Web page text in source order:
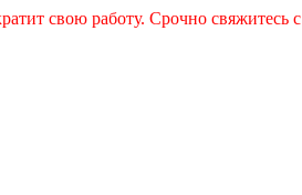
свою работу. Срочно свяжитесь с